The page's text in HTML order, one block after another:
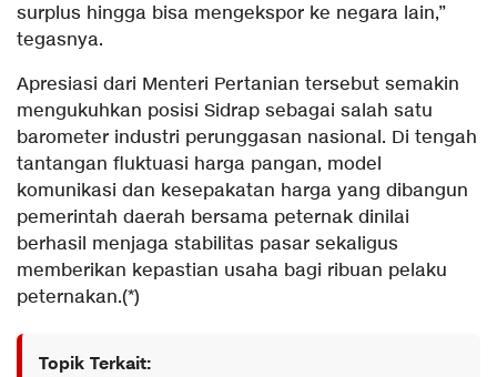
surplus hingga bisa mengekspor ke negara lain,”
tegasnya.
Apresiasi dari Menteri Pertanian tersebut semakin
mengukuhkan posisi Sidrap sebagai salah satu
barometer industri perunggasan nasional. Di tengah
tantangan fluktuasi harga pangan, model
komunikasi dan kesepakatan harga yang dibangun
pemerintah daerah bersama peternak dinilai
berhasil menjaga stabilitas pasar sekaligus
memberikan kepastian usaha bagi ribuan pelaku
peternakan.(*)
Topik Terkait: